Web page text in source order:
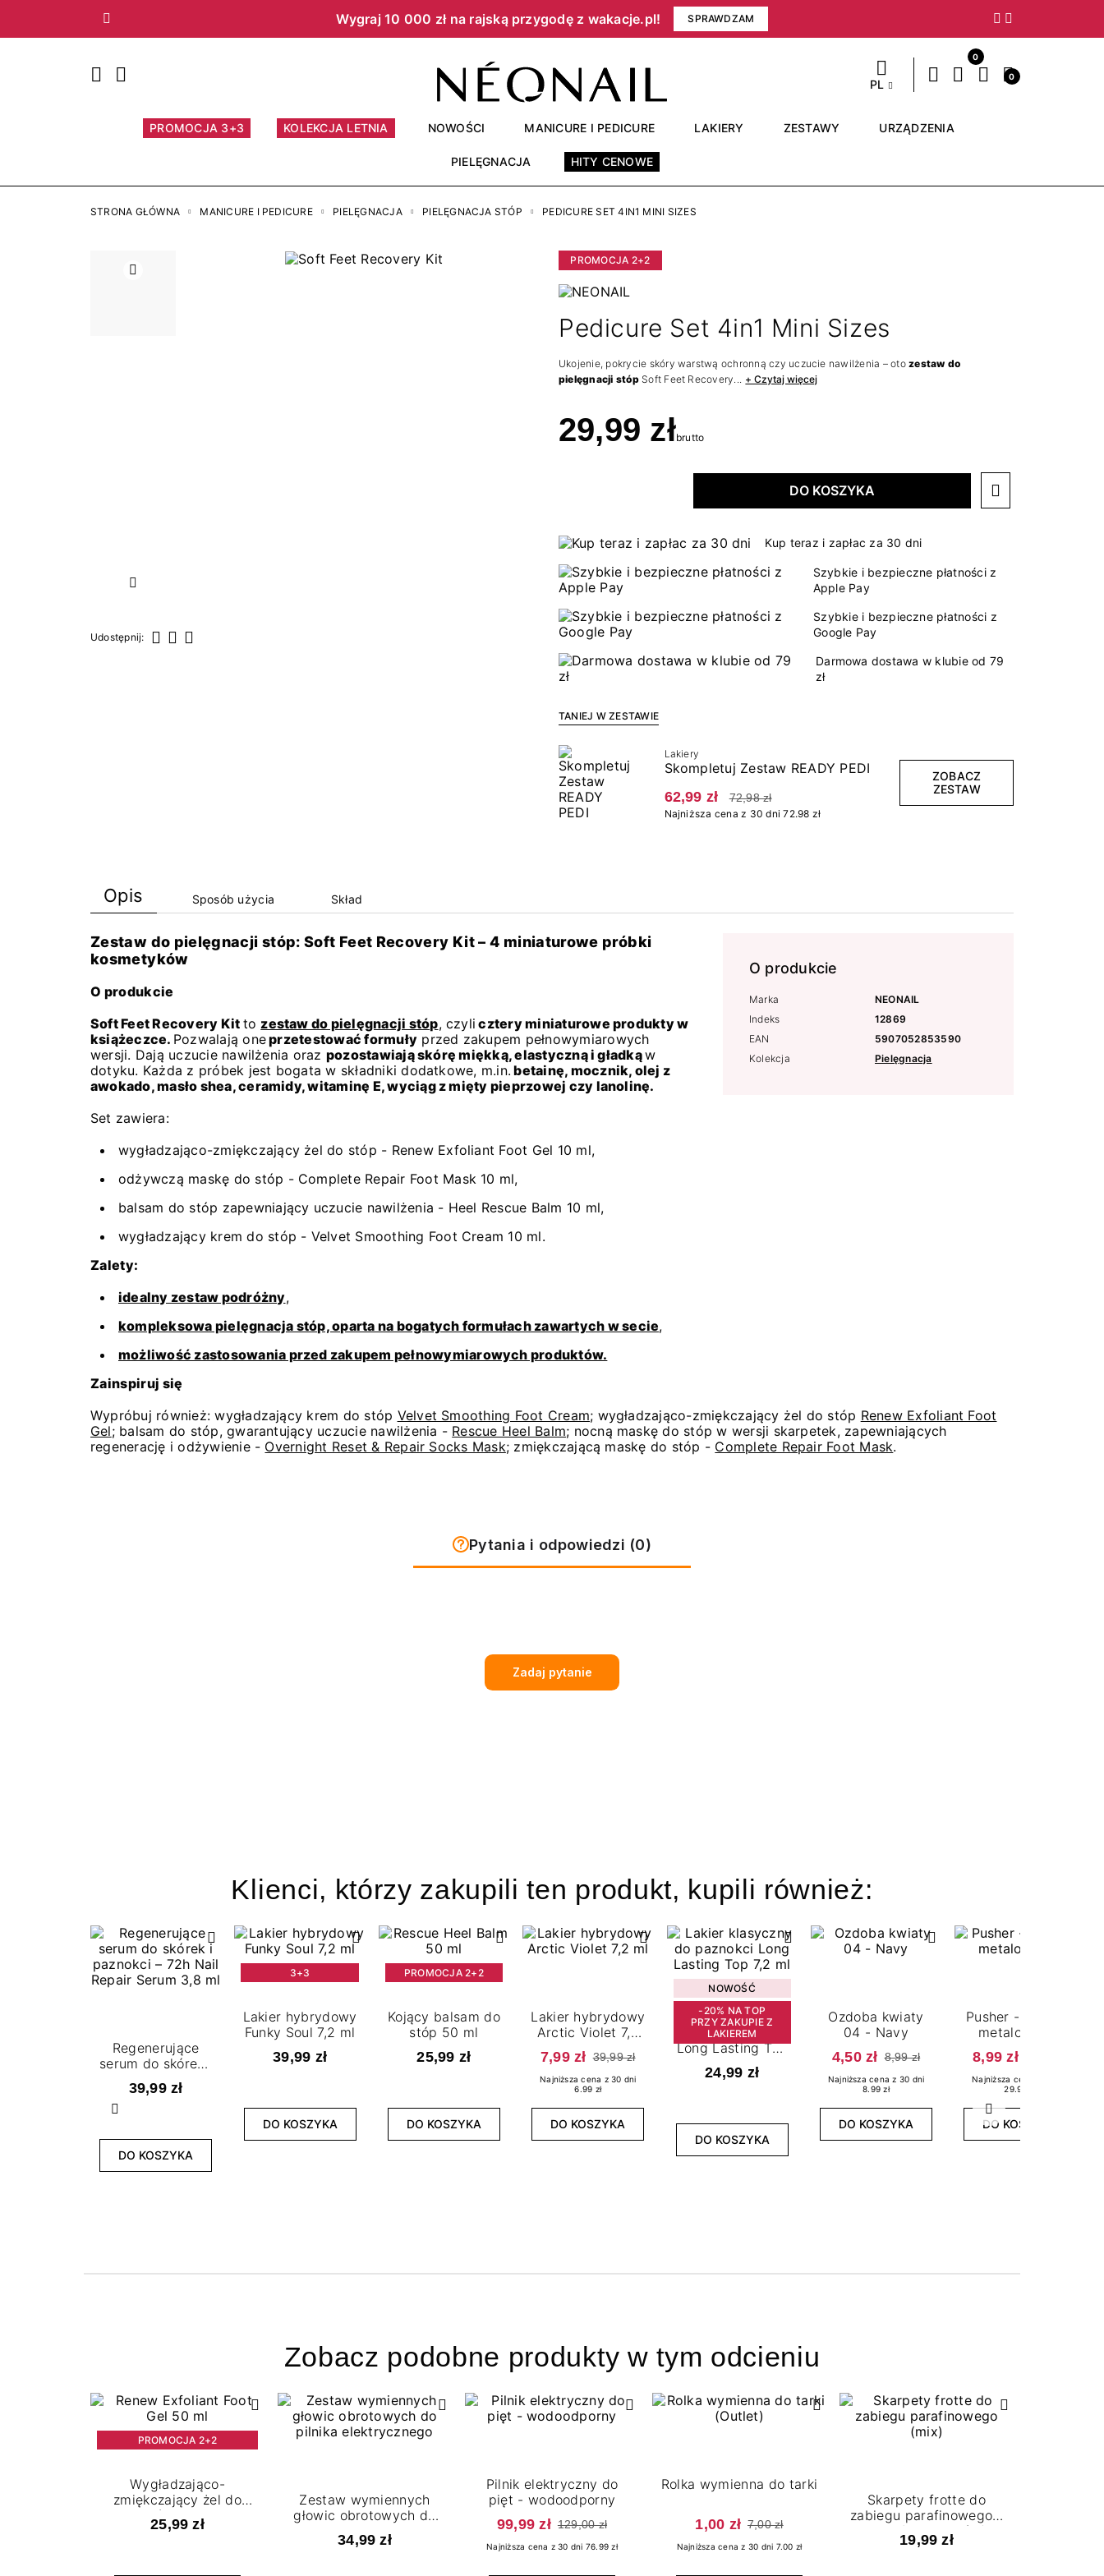
Wygraj 10 000 zł na rajską przygodę z wakacje.pl!​ SPRAWDZAM
Poprzedni Następny
PL
0
0
PROMOCJA 3+3 KOLEKCJA LETNIA NOWOŚCI MANICURE I PEDICURE LAKIERY ZESTAWY URZĄDZENIA
PIELĘGNACJA HITY CENOWE
STRONA GŁÓWNA MANICURE I PEDICURE PIELĘGNACJA PIELĘGNACJA STÓP PEDICURE SET 4IN1 MINI SIZES
Poprzedni
Następny
Udostępnij:
PROMOCJA 2+2
Pedicure Set 4in1 Mini Sizes
Ukojenie, pokrycie skóry warstwą ochronną czy uczucie nawilżenia – otozestaw do
pielęgnacji stóp Soft Feet Recovery... + Czytaj więcej
29,99 złbrutto
DO KOSZYKA
Kup teraz i zapłac za 30 dni
Szybkie i bezpieczne płatności z
Apple Pay
Szybkie i bezpieczne płatności z
Google Pay
Darmowa dostawa w klubie od 79
zł
TANIEJ W ZESTAWIE
Lakiery
Skompletuj Zestaw READY PEDI
62,99 zł
72,98 zł
Najniższa cena z 30 dni 72.98 zł
ZOBACZ
ZESTAW
Opis Sposób użycia Skład
O produkcie
Marka
NEONAIL
Indeks
12869
EAN
5907052853590
Kolekcja
Pielęgnacja
Zestaw do pielęgnacji stóp: Soft Feet Recovery Kit – 4 miniaturowe próbki
kosmetyków
O produkcie
Soft Feet Recovery Kit to zestaw do pielęgnacji stóp, czyli cztery miniaturowe produkty w
książeczce. Pozwalają oneprzetestować formuły przed zakupem pełnowymiarowych
wersji. Dają uczucie nawilżenia oraz pozostawiają skórę miękką, elastyczną i gładkąw
dotyku. Każda z próbek jest bogata w składniki dodatkowe, m.in. betainę, mocznik, olej z
awokado, masło shea, ceramidy, witaminę E, wyciąg z mięty pieprzowej czy lanolinę.
Set zawiera:
wygładzająco-zmiękczający żel do stóp - Renew Exfoliant Foot Gel 10 ml,
odżywczą maskę do stóp - Complete Repair Foot Mask 10 ml,
balsam do stóp zapewniający uczucie nawilżenia - Heel Rescue Balm 10 ml,
wygładzający krem do stóp - Velvet Smoothing Foot Cream 10 ml.
Zalety:
idealny zestaw podróżny,
kompleksowa pielęgnacja stóp, oparta na bogatych formułach zawartych w secie,
możliwość zastosowania przed zakupem pełnowymiarowych produktów.
Zainspiruj się
Wypróbuj również: wygładzający krem do stóp Velvet Smoothing Foot Cream; wygładzająco-zmiękczający żel do stóp Renew Exfoliant Foot
Gel; balsam do stóp, gwarantujący uczucie nawilżenia - Rescue Heel Balm; nocną maskę do stóp w wersji skarpetek, zapewniających
regenerację i odżywienie - Overnight Reset & Repair Socks Mask; zmiękczającą maskę do stóp - Complete Repair Foot Mask.
Pytania i odpowiedzi (0)
Zadaj pytanie
Klienci, którzy zakupili ten produkt, kupili również:
Poprzedni Następny
Regenerujące
serum do skórek i
paznokci – 72h
Nail Repair
Serum 3,8 ml
39,99 zł
DO KOSZYKA
3+3
Lakier hybrydowy
Funky Soul 7,2 ml
39,99 zł
DO KOSZYKA
PROMOCJA 2+2
Kojący balsam do
stóp 50 ml
25,99 zł
DO KOSZYKA
Lakier hybrydowy
Arctic Violet 7,2
ml
7,99 zł 39,99 zł
Najniższa cena z 30 dni
6.99 zł
DO KOSZYKA
NOWOŚĆ
-20% NA TOP
PRZY ZAKUPIE Z
LAKIEREM
Top klasyczny
Long Lasting Top
24,99 zł
DO KOSZYKA
Ozdoba kwiaty
04 - Navy
4,50 zł 8,99 zł
Najniższa cena z 30 dni
8.99 zł
DO KOSZYKA
Pusher - kopytko
metalowe 02
8,99 zł
Najniższa cena z 30 dni
29.99 zł
DO KOSZYKA
Zobacz podobne produkty w tym odcieniu
PROMOCJA 2+2
Wygładzająco-
zmiękczający żel do
stóp 50 ml
25,99 zł
Zestaw wymiennych
głowic obrotowych do
pilnika elektrycznego
34,99 zł
Pilnik elektryczny do
pięt - wodoodporny
99,99 zł 129,00 zł
Najniższa cena z 30 dni 76.99 zł
Rolka wymienna do tarki
1,00 zł 7,00 zł
Najniższa cena z 30 dni 7.00 zł
Skarpety frotte do
zabiegu parafinowego 1
para (mix kolorów)
19,99 zł